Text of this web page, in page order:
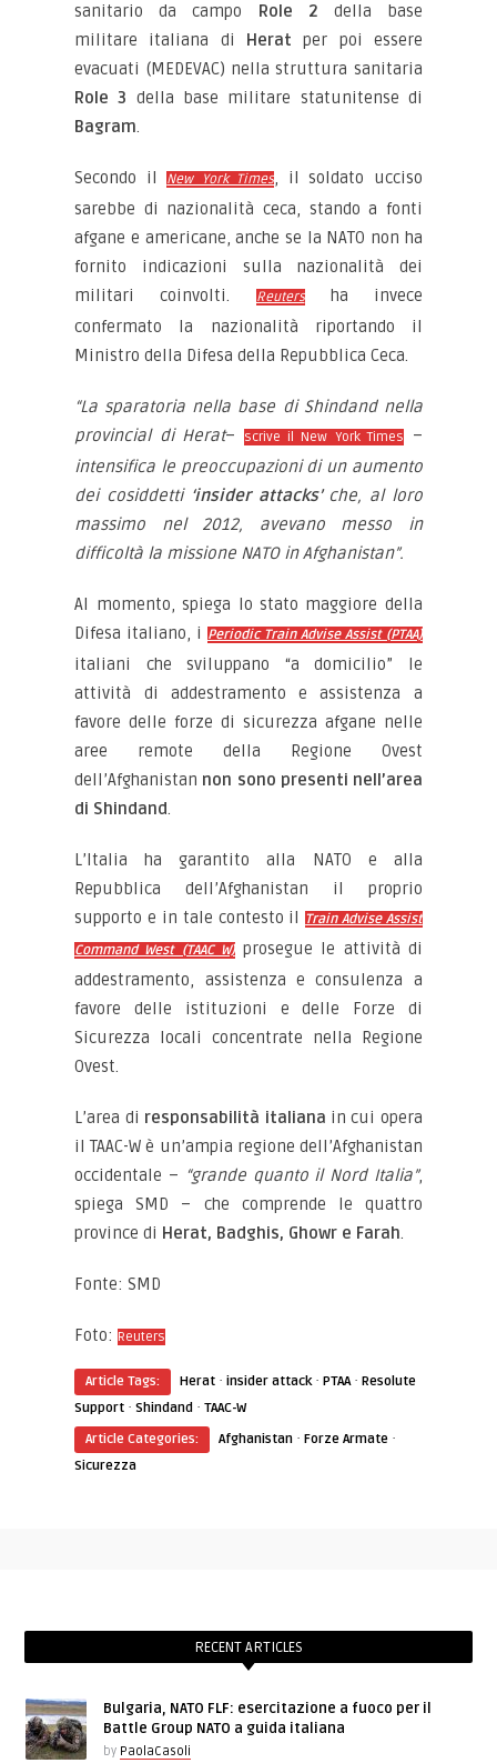
sanitario da campo Role 2 della base
militare italiana di Herat per poi essere
evacuati (MEDEVAC) nella struttura sanitaria
Role 3 della base militare statunitense di
Bagram.
Secondo ilNew York Times, il soldato ucciso
sarebbe di nazionalità ceca, stando a fonti
afgane e americane, anche se la NATO non ha
fornito indicazioni sulla nazionalità dei
militari coinvolti.
Reutersha invece
confermato la nazionalità riportando il
Ministro della Difesa della Repubblica Ceca.
“La sparatoria nella base di Shindand nella
provincial di Herat– scrive il New York Times
–
intensifica le preoccupazioni di un aumento
dei cosiddetti ‘insider attacks’che, al loro
massimo nel 2012, avevano messo in
difficoltà la missione NATO in Afghanistan”.
Al momento, spiega lo stato maggiore della
Difesa italiano, iPeriodic Train Advise Assist (PTAA)
italiani che sviluppano “a domicilio” le
attività di addestramento e assistenza a
favore delle forze di sicurezza afgane nelle
aree remote della Regione Ovest
dell’Afghanistan non sono presenti nell’area
di Shindand.
L’Italia ha garantito alla NATO e alla
Repubblica dell’Afghanistan il proprio
supporto e in tale contesto ilTrain Advise Assist
Command West (TAAC W)prosegue le attività di
addestramento, assistenza e consulenza a
favore delle istituzioni e delle Forze di
Sicurezza locali concentrate nella Regione
Ovest.
L’area di responsabilità italiana in cui opera
il TAAC-W è un’ampia regione dell’Afghanistan
occidentale – “grande quanto il Nord Italia”,
spiega SMD – che comprende le quattro
province di Herat, Badghis, Ghowr e Farah.
Fonte: SMD
Foto:Reuters
Article Tags: Herat ·insider attack·PTAA·Resolute
Support ·Shindand ·TAAC-W
Article Categories:
Afghanistan ·Forze Armate ·
Sicurezza
RECENT ARTICLES
Bulgaria, NATO FLF: esercitazione a fuoco per il
Battle Group NATO a guida italiana
by PaolaCasoli